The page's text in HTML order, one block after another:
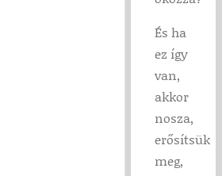
És ha
ez így
van,
akkor
nosza,
erősítsük
meg,